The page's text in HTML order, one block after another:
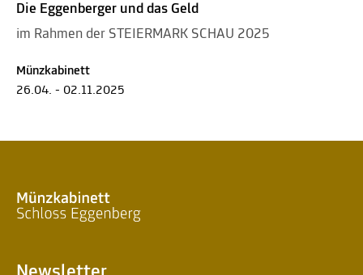
Die Eggenberger und das Geld
im Rahmen der STEIERMARK SCHAU 2025
Münzkabinett
26.04. - 02.11.2025